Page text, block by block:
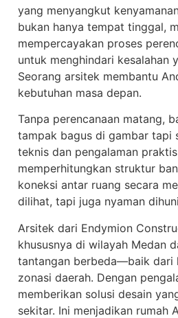
yang menyangkut
bukan hanya tempat tinggal,
mempercayakan proses
untuk menghindari kesalahan
Seorang arsitek membantu
kebutuhan masa depan.
Tanpa perencanaan matang,
tampak bagus di gambar tapi
teknis dan pengalaman
memperhitungkan struktur
koneksi antar ruang secara
dilihat, tapi juga nyaman
Arsitek dari Endymion
khususnya di wilayah Medan
tantangan berbeda—baik dari
zonasi daerah. Dengan
memberikan solusi desain
sekitar. Ini menjadikan rumah